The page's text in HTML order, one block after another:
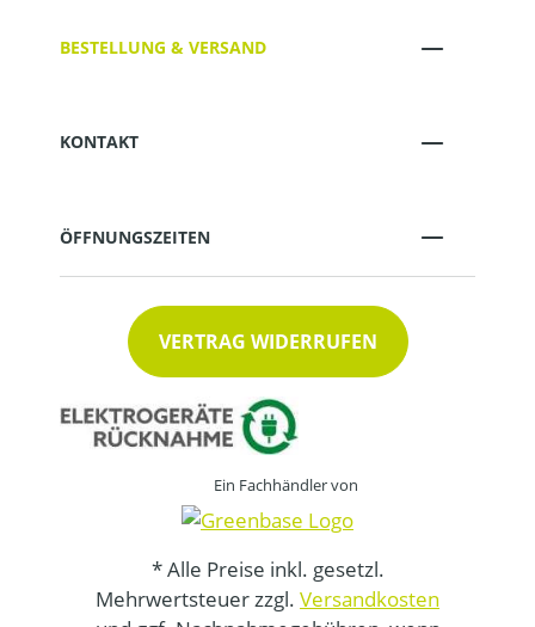
BESTELLUNG & VERSAND
KONTAKT
ÖFFNUNGSZEITEN
VERTRAG WIDERRUFEN
Ein Fachhändler von
* Alle Preise inkl. gesetzl.
Mehrwertsteuer zzgl. Versandkosten